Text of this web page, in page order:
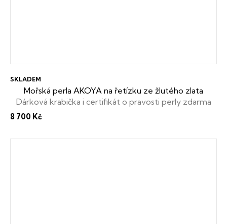
Mořská perla AKOYA na řetízku ze žlutého zlata
Dárková krabička i certifikát o pravosti perly zdarma
SKLADEM
8 700 Kč